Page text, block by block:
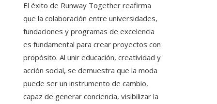
El éxito de Runway Together reafirma
que la colaboración entre universidades,
fundaciones y programas de excelencia
es fundamental para crear proyectos con
propósito. Al unir educación, creatividad y
acción social, se demuestra que la moda
puede ser un instrumento de cambio,
capaz de generar conciencia, visibilizar la